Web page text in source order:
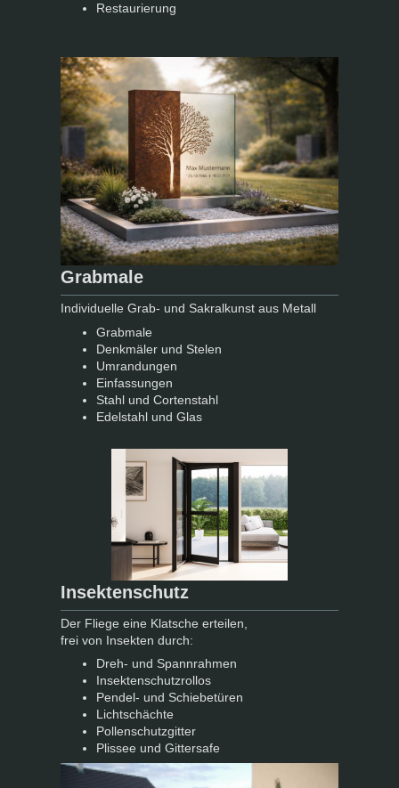
Restaurierung
Grabmale
Individuelle Grab- und Sakralkunst aus Metall
Grabmale
Denkmäler und Stelen
Umrandungen
Einfassungen
Stahl und Cortenstahl
Edelstahl und Glas
Insektenschutz
Der Fliege eine Klatsche erteilen,
frei von Insekten durch:
Dreh- und Spannrahmen
Insektenschutzrollos
Pendel- und Schiebetüren
Lichtschächte
Pollenschutzgitter
Plissee und Gittersafe